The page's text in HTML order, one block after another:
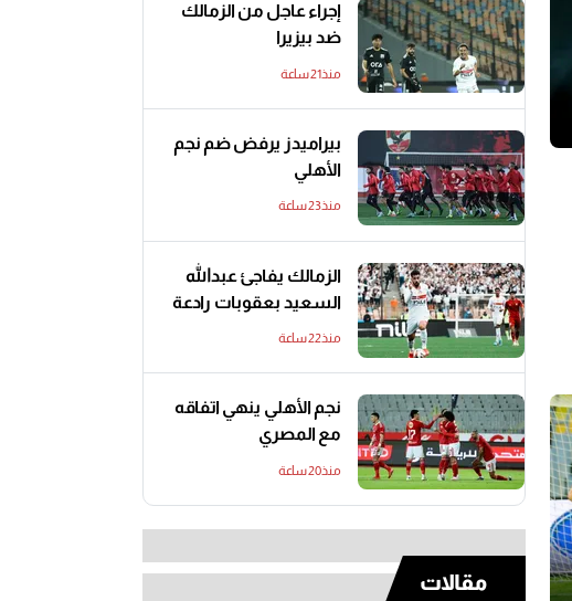
إجراء عاجل من الزمالك
ضد بيزيرا
منذ21 ساعة
بيراميدز يرفض ضم نجم
الأهلي
منذ23 ساعة
الزمالك يفاجئ عبدالله
السعيد بعقوبات رادعة
منذ22 ساعة
نجم الأهلي ينهي اتفاقه
مع المصري
منذ20 ساعة
مقالات